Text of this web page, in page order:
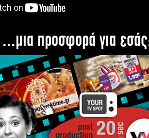
...μια προσφορά για